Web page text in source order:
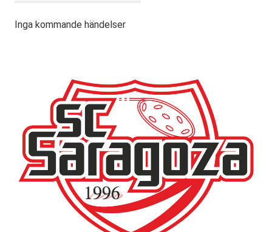
Inga kommande händelser